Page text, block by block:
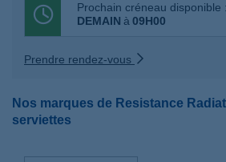
Prochain créneau disponible :
DEMAIN à 09H00
Prendre rendez-vous
Nos marques de Resistance
serviettes